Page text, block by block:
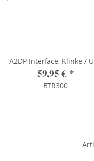
A2DP Interface, Klinke /
59,95 € *
BTR300